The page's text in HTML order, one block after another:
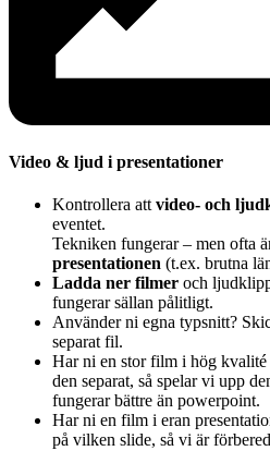
Video & ljud i presentationer
Kontrollera att video- och
eventet.
Tekniken fungerar – men ofta
presentationen (t.ex. brutna
Ladda ner filmer och
fungerar sällan pålitligt.
Använder ni egna typsnitt?
separat fil.
Har ni en stor film i hög
den separat, så spelar vi upp
fungerar bättre än powerpoint.
Har ni en film i eran
på vilken slide, så vi är